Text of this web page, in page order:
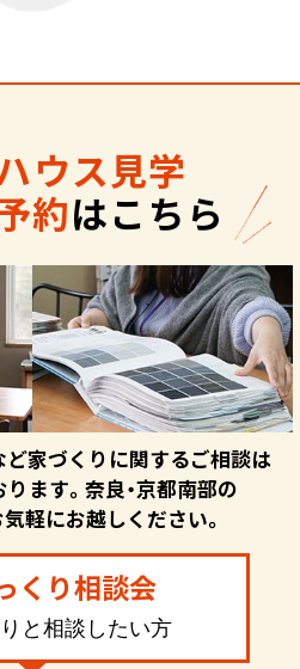
ウス見学
約はこちら
ど家づくりに関するご相談は
ます。奈良・京都南部の
軽にお越しください。
くり相談会
と相談したい方